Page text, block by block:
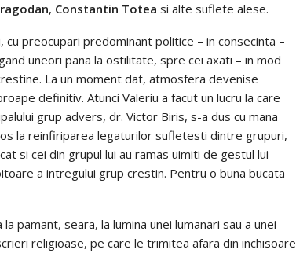
, Constantin Totea si alte suflete alese.
preocupari predominant politice – in consecinta –
uneori pana la ostilitate, spre cei axati – in mod
La un moment dat, atmosfera devenise
definitiv. Atunci Valeriu a facut un lucru la care
grup advers, dr. Victor Biris, s-a dus cu mana
la reinfiriparea legaturilor sufletesti dintre grupuri,
si cei din grupul lui au ramas uimiti de gestul lui
a intregului grup crestin. Pentru o buna bucata
pamant, seara, la lumina unei lumanari sau a unei
religioase, pe care le trimitea afara din inchisoare